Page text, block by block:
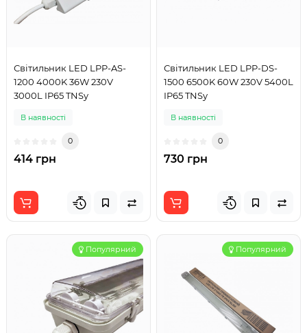
Світильник LED LPP-AS-
1200 4000K 36W 230V
3000L IP65 TNSy
В наявності
0
414 грн
Світильник LED LPP-DS-
1500 6500K 60W 230V 5400L
IP65 TNSy
В наявності
0
730 грн
Популярний Популярний